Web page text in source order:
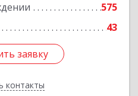
575
43
заявку
контакты
заявку